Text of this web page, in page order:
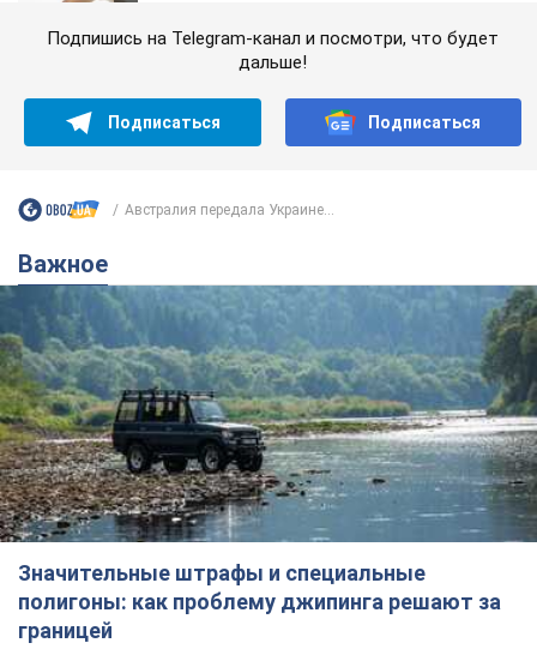
Подпишись на Telegram-канал и посмотри, что будет
дальше!
Подписаться Подписаться
Австралия передала Украине...
Важное
Значительные штрафы и специальные
полигоны: как проблему джипинга решают за
границей